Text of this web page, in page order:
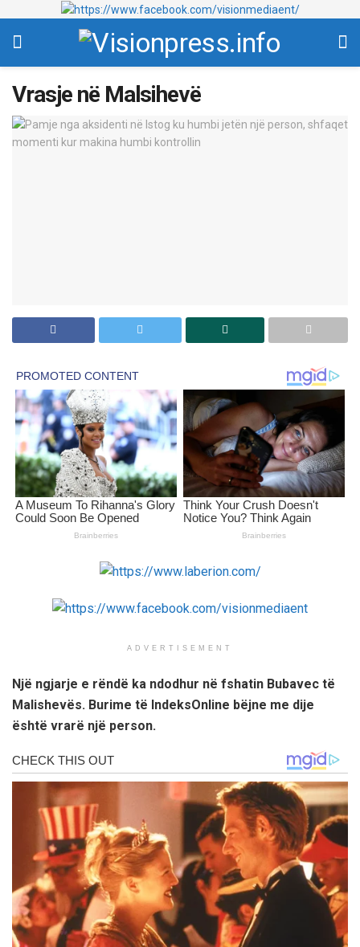
Vrasje në Malsihevë
ADVERTISEMENT
Një ngjarje e rëndë ka ndodhur në fshatin Bubavec të
Malishevës. Burime të IndeksOnline bëjne me dije
është vrarë një person.